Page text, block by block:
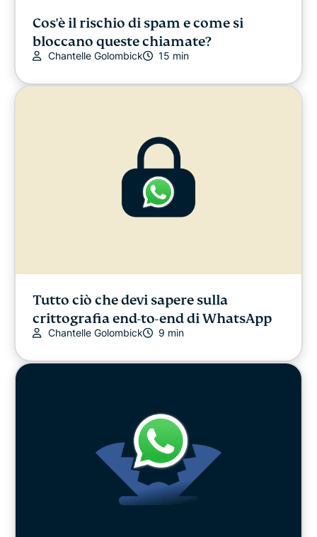
Cos'è il rischio di spam e come si
bloccano queste chiamate?
Chantelle Golombick 15 min
Tutto ciò che devi sapere sulla
crittografia end-to-end di WhatsApp
Chantelle Golombick 9 min